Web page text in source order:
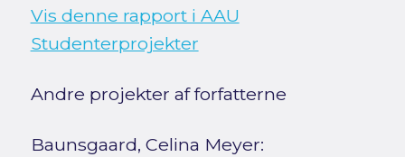
Vis denne rapport i AAU
Studenterprojekter
Andre projekter af forfatterne
Baunsgaard, Celina Meyer: